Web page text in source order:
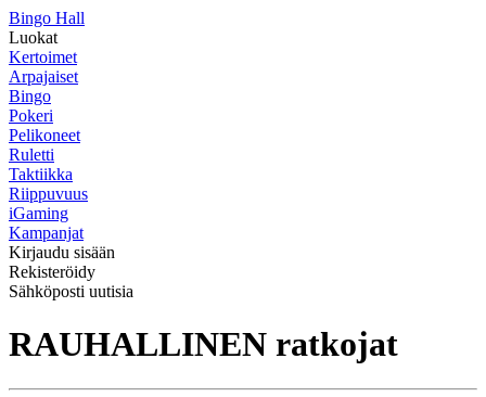
Bingo Hall
Luokat
Kertoimet
Arpajaiset
Bingo
Pokeri
Pelikoneet
Ruletti
Taktiikka
Riippuvuus
iGaming
Kampanjat
Kirjaudu sisään
Rekisteröidy
Sähköposti uutisia
RAUHALLINEN ratkojat